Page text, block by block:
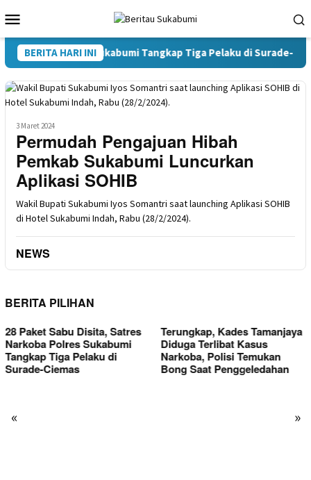
ke
kontenMobile
BERITA HARI INI
Polres Sukabumi Tangkap Tiga Pelaku di Surade-Ciemas
3 Maret 2024
Permudah Pengajuan Hibah
Pemkab Sukabumi Luncurkan
Aplikasi SOHIB
Wakil Bupati Sukabumi Iyos Somantri saat launching Aplikasi SOHIB
di Hotel Sukabumi Indah, Rabu (28/2/2024).
NEWS
BERITA PILIHAN
« »
Terungkap, Kades Tamanjaya
Diduga Terlibat Kasus
Narkoba, Polisi Temukan
Bong Saat Penggeledahan
Kini Donasi Pakaian untuk
Korban Kebakaran
Kasepuhan Cipta Mulia
Layaknya Toko,